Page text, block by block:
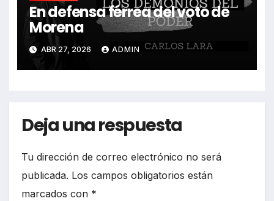
En defensa férrea del voto de
Morena
ABR 27, 2026 ADMIN
Deja una respuesta
Tu dirección de correo electrónico no será
publicada. Los campos obligatorios están
marcados con *